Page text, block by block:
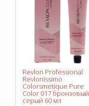
Revlon Professional
Revlonissimo
Colorsmetique Pure
Color 017 бронзовый
серый 60 мл